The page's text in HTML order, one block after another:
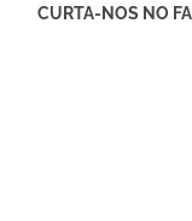
CURTA-NOS NO